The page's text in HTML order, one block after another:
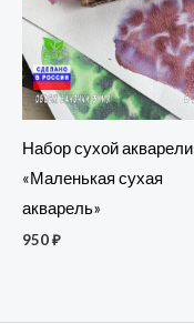
Набор сухой акварели
«Маленькая сухая
акварель»
950₽